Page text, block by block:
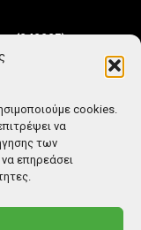
cookies.
να
των
επηρεάσει
(242225)